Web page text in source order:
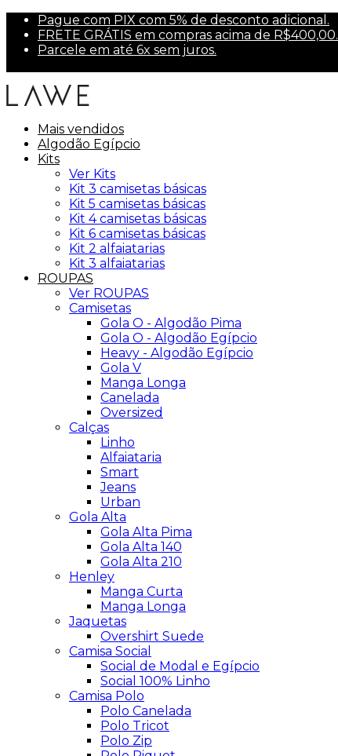
Pague com PIX com 5% de desconto adicional.
FRETE GRÁTIS em compras acima de R$400,00.
Parcele em até 6x sem juros.
Mais vendidos
Algodão Egípcio
Kits
Ver Kits
Kit 3 camisetas básicas
Kit 5 camisetas básicas
Kit 4 camisetas básicas
Kit 6 camisetas básicas
Kit 2 alfaiatarias
Kit 3 alfaiatarias
ROUPAS
Ver ROUPAS
Camisetas
Gola O - Algodão Pima
Gola O - Algodão Egípcio
Heavy - Algodão Egípcio
Gola V
Manga Longa
Canelada
Oversized
Calças
Linho
Alfaiataria
Smart
Jeans
Urban
Gola Alta
Gola Alta Pima
Gola Alta 140
Gola Alta 210
Henley
Manga Curta
Manga Longa
Jaquetas
Overshirt Suede
Camisa Social
Social de Modal e Egípcio
Social 100% Linho
Camisa Polo
Polo Canelada
Polo Tricot
Polo Zip